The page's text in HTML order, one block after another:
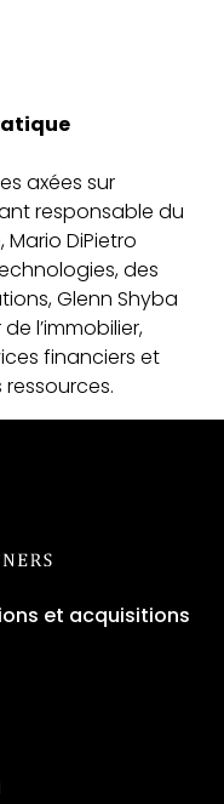
axées sur
responsable du
DiPietro
des
Glenn Shyba
l’immobilier,
financiers et
et acquisitions